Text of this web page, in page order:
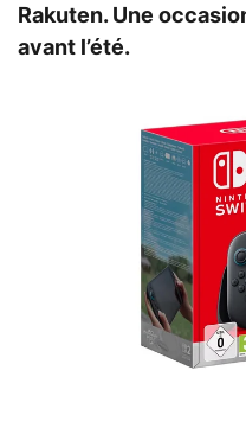
Rakuten. Une
avant l’été.